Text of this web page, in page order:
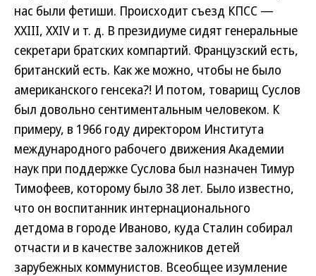
нас были фетиши. Происходит съезд КПСС —
XXIII, XXIV и т. д. В президиуме сидят генеральные
секретари братских компартий. Французский есть,
британский есть. Как же можно, чтобы не было
американского генсека?! И потом, товарищ Суслов
был довольно сентиментальным человеком. К
примеру, в 1966 году директором Института
международного рабочего движения Академии
наук при поддержке Суслова был назначен Тимур
Тимофеев, которому было 38 лет. Было известно,
что он воспитанник интернационального
детдома в городе Иваново, куда Сталин собирал
отчасти и в качестве заложников детей
зарубежных коммунистов. Всеобщее изумление